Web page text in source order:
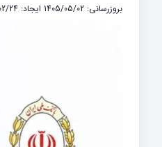
بروزرسانی: 1405/05/02 ایجاد: 1405/02/24